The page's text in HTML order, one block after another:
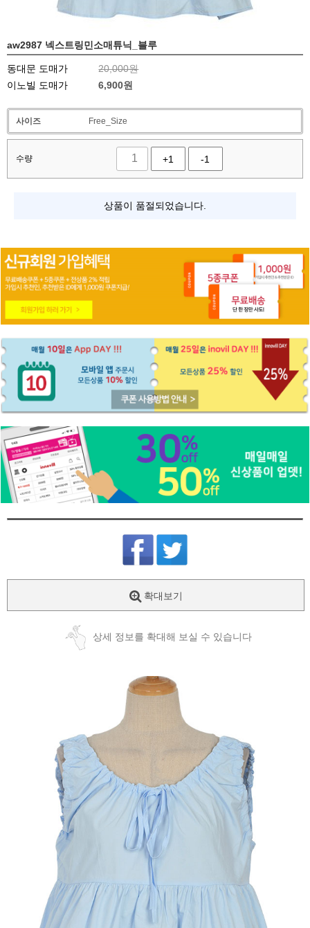
aw2987 넥스트링민소매튜닉_블루
동대문 도매가
20,000원
이노빌 도매가
6,900원
사이즈 Free_Size
수량 +1 -1
상품이 품절되었습니다.
확대보기
상세 정보를 확대해 보실 수 있습니다